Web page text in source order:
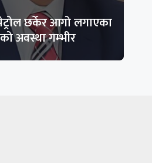
छर्केर आगो लगाएका
अवस्था गम्भीर